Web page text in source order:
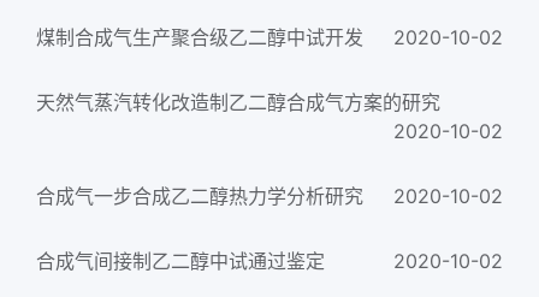
煤制合成气生产聚合级乙二醇中试开发 2020-10-02
天然气蒸汽转化改造制乙二醇合成气方案的研究
2020-10-02
合成气一步合成乙二醇热力学分析研究 2020-10-02
合成气间接制乙二醇中试通过鉴定 2020-10-02